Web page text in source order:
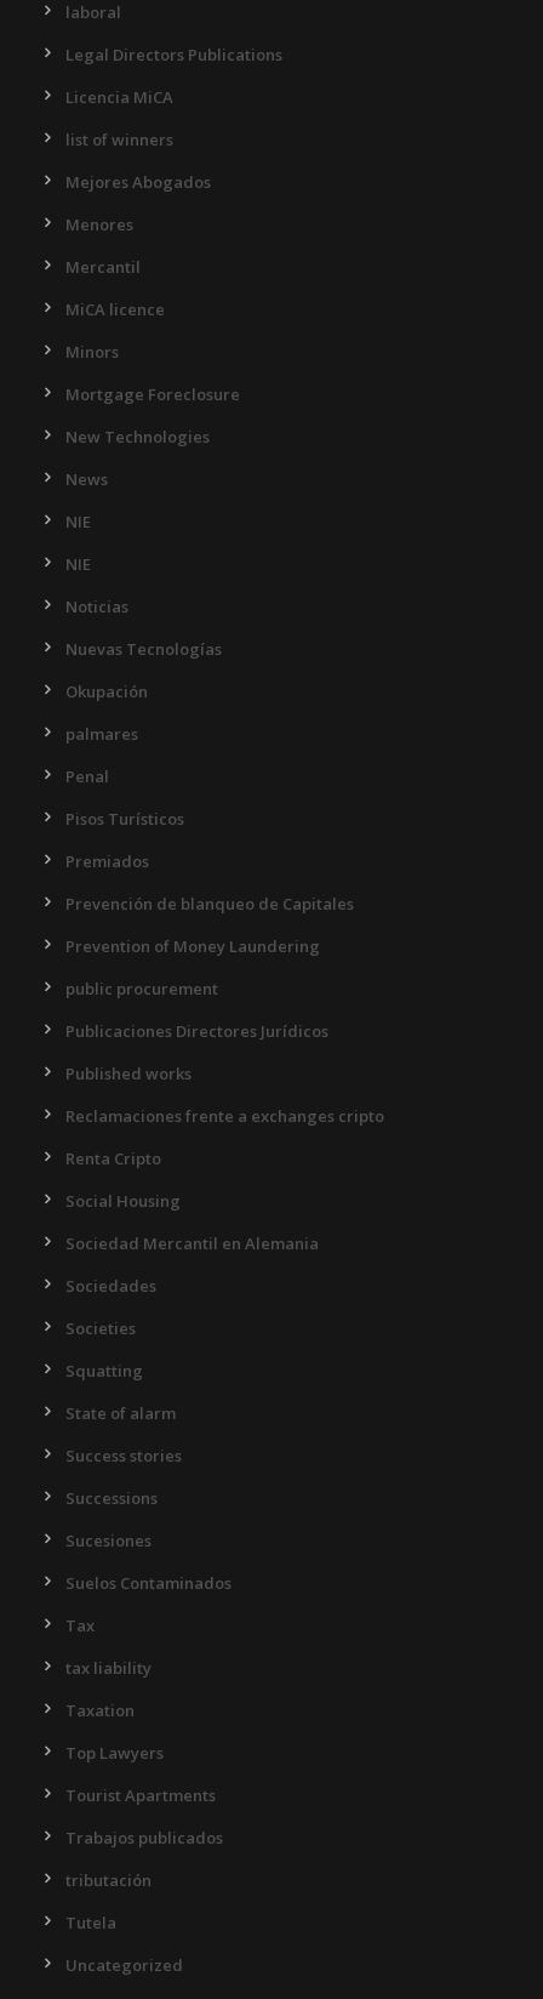
laboral
Legal Directors Publications
Licencia MiCA
list of winners
Mejores Abogados
Menores
Mercantil
MiCA licence
Minors
Mortgage Foreclosure
New Technologies
News
NIE
NIE
Noticias
Nuevas Tecnologías
Okupación
palmares
Penal
Pisos Turísticos
Premiados
Prevención de blanqueo de Capitales
Prevention of Money Laundering
public procurement
Publicaciones Directores Jurídicos
Published works
Reclamaciones frente a exchanges cripto
Renta Cripto
Social Housing
Sociedad Mercantil en Alemania
Sociedades
Societies
Squatting
State of alarm
Success stories
Successions
Sucesiones
Suelos Contaminados
Tax
tax liability
Taxation
Top Lawyers
Tourist Apartments
Trabajos publicados
tributación
Tutela
Uncategorized